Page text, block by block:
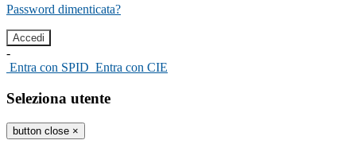
Password dimenticata?
-
Entra con SPID Entra con CIE
Seleziona utente
button close ×